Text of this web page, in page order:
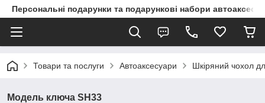
Персональні подарунки та подарункові набори
Товари та послуги Автоаксесуари Шкіряний чохол
Модель ключа SH33